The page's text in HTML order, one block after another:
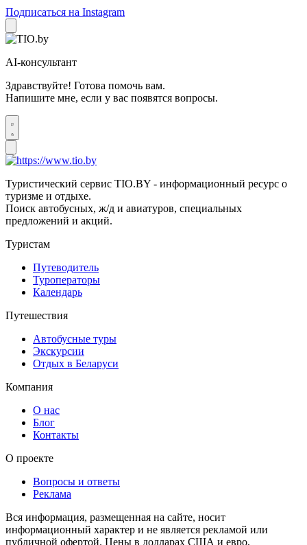
Подписаться на Instagram
AI-консультант
Здравствуйте! Готова помочь вам.
Напишите мне, если у вас появятся вопросы.
Туристический сервис TIO.BY - информационный ресурс о
туризме и отдыхе.
Поиск автобусных, ж/д и авиатуров, специальных
предложений и акций.
Туристам
Путеводитель
Туроператоры
Календарь
Путешествия
Автобусные туры
Экскурсии
Отдых в Беларуси
Компания
О нас
Блог
Контакты
О проекте
Вопросы и ответы
Реклама
Вся информация, размещенная на сайте, носит
информационный характер и не является рекламой или
публичной офертой. Цены в долларах США и евро,